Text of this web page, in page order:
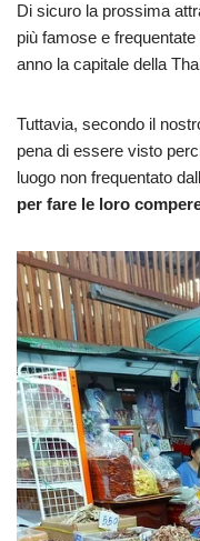
Di sicuro la prossima
più famose e
anno la capitale della
Tuttavia, secondo il
pena di essere visto
luogo non frequentato
per fare le loro